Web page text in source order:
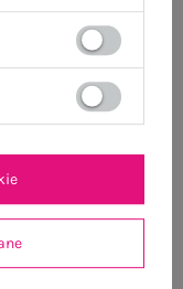
Zobacz wszystko